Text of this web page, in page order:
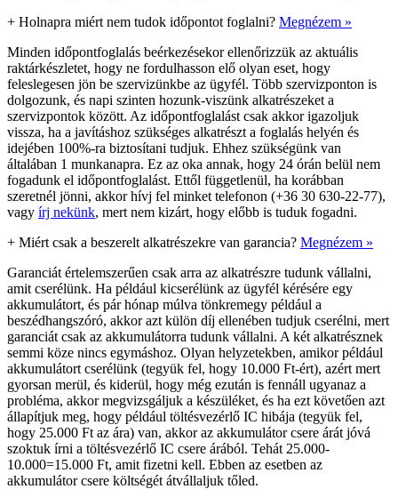
+ Holnapra miért nem tudok időpontot foglalni? Megnézem »
Minden időpontfoglalás beérkezésekor ellenőrizzük az aktuális
raktárkészletet, hogy ne fordulhasson elő olyan eset, hogy
feleslegesen jön be szervizünkbe az ügyfél. Több szervizponton is
dolgozunk, és napi szinten hozunk-viszünk alkatrészeket a
szervizpontok között. Az időpontfoglalást csak akkor igazoljuk
vissza, ha a javításhoz szükséges alkatrészt a foglalás helyén és
idejében 100%-ra biztosítani tudjuk. Ehhez szükségünk van
általában 1 munkanapra. Ez az oka annak, hogy 24 órán belül nem
fogadunk el időpontfoglalást. Ettől függetlenül, ha korábban
szeretnél jönni, akkor hívj fel minket telefonon (+36 30 630-22-77),
vagy írj nekünk, mert nem kizárt, hogy előbb is tuduk fogadni.
+ Miért csak a beszerelt alkatrészekre van garancia? Megnézem »
Garanciát értelemszerűen csak arra az alkatrészre tudunk vállalni,
amit cserélünk. Ha például kicserélünk az ügyfél kérésére egy
akkumulátort, és pár hónap múlva tönkremegy például a
beszédhangszóró, akkor azt külön díj ellenében tudjuk cserélni, mert
garanciát csak az akkumulátorra tudunk vállalni. A két alkatrésznek
semmi köze nincs egymáshoz. Olyan helyzetekben, amikor például
akkumulátort cserélünk (tegyük fel, hogy 10.000 Ft-ért), azért mert
gyorsan merül, és kiderül, hogy még ezután is fennáll ugyanaz a
probléma, akkor megvizsgáljuk a készüléket, és ha ezt követően azt
állapítjuk meg, hogy például töltésvezérlő IC hibája (tegyük fel,
hogy 25.000 Ft az ára) van, akkor az akkumulátor csere árát jóvá
szoktuk írni a töltésvezérlő IC csere árából. Tehát 25.000-
10.000=15.000 Ft, amit fizetni kell. Ebben az esetben az
akkumulátor csere költségét átvállaljuk tőled.